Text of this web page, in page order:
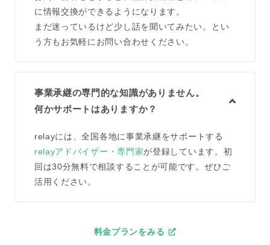
に情報交換ができるようになります。
まだ迷っているけど少し話を聞いてみたい。とい
う方もお気軽にお問い合わせください。
事業承継の専門的な知識がありません。
何かサポートはありますか？
relayには、全国各地に事業承継をサポートする
relayアドバイザー・専門家が登録しています。初
回は30分無料で相談することが可能です。ぜひご
活用ください。
料金プランをみる